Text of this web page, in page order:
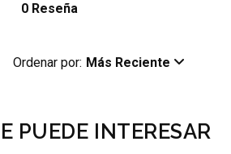
0 Reseña
Ordenar por: Más Reciente
PUEDE INTERESAR